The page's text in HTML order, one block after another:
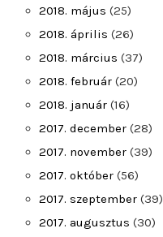
2018. május (25)
2018. április (26)
2018. március (37)
2018. február (20)
2018. január (16)
2017. december (28)
2017. november (39)
2017. október (56)
2017. szeptember (39)
2017. augusztus (30)